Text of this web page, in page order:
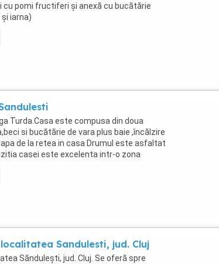
cu pomi fructiferi și anexă cu bucătărie
iarna)
Turda.Casa este compusa din doua
si bucătărie de vara plus baie ,încălzire
de la retea in casa Drumul este asfaltat
casei este excelenta intr-o zona
Sandulesti, jud. Cluj
Săndulești, jud. Cluj. Se oferă spre